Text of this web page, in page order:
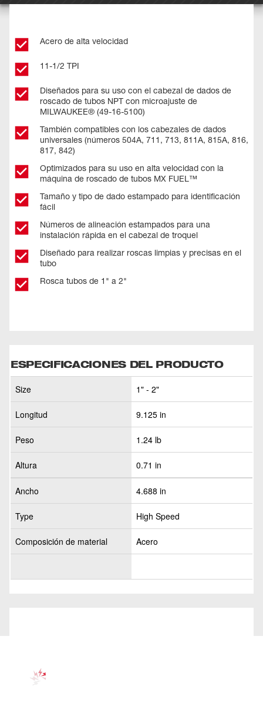
Acero de alta velocidad
11-1/2 TPI
Diseñados para su uso con el cabezal de dados de
roscado de tubos NPT con microajuste de
MILWAUKEE® (49-16-5100)
También compatibles con los cabezales de dados
universales (números 504A, 711, 713, 811A, 815A, 816,
817, 842)
Optimizados para su uso en alta velocidad con la
máquina de roscado de tubos MX FUEL™
Tamaño y tipo de dado estampado para identificación
fácil
Números de alineación estampados para una
instalación rápida en el cabezal de troquel
Diseñado para realizar roscas limpias y precisas en el
tubo
Rosca tubos de 1" a 2"
ESPECIFICACIONES DEL PRODUCTO
Size 1" - 2"
Longitud 9.125 in
Peso 1.24 lb
Altura 0.71 in
Ancho 4.688 in
Type High Speed
Composición de material Acero